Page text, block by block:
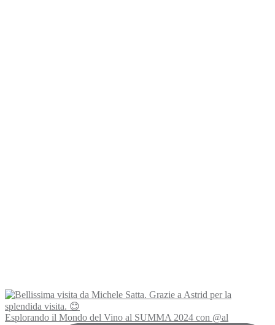
Esplorando il Mondo del Vino al SUMMA 2024 con @al